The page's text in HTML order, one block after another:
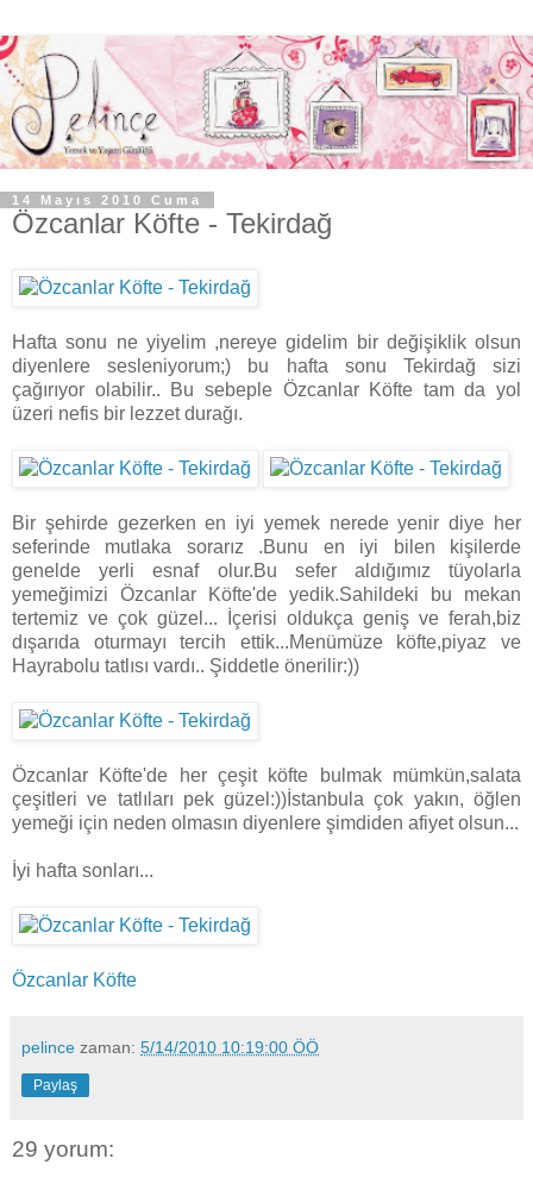
14 Mayıs 2010 Cuma
Özcanlar Köfte - Tekirdağ
Hafta sonu ne yiyelim ,nereye gidelim bir değişiklik olsun
diyenlere sesleniyorum;) bu hafta sonu Tekirdağ sizi
çağırıyor olabilir.. Bu sebeple Özcanlar Köfte tam da yol
üzeri nefis bir lezzet durağı.
Bir şehirde gezerken en iyi yemek nerede yenir diye her
seferinde mutlaka sorarız .Bunu en iyi bilen kişilerde
genelde yerli esnaf olur.Bu sefer aldığımız tüyolarla
yemeğimizi Özcanlar Köfte'de yedik.Sahildeki bu mekan
tertemiz ve çok güzel... İçerisi oldukça geniş ve ferah,biz
dışarıda oturmayı tercih ettik...Menümüze köfte,piyaz ve
Hayrabolu tatlısı vardı.. Şiddetle önerilir:))
Özcanlar Köfte'de her çeşit köfte bulmak mümkün,salata
çeşitleri ve tatlıları pek güzel:))İstanbula çok yakın, öğlen
yemeği için neden olmasın diyenlere şimdiden afiyet olsun...
İyi hafta sonları...
Özcanlar Köfte
pelince zaman: 5/14/2010 10:19:00 ÖÖ
Paylaş
29 yorum: